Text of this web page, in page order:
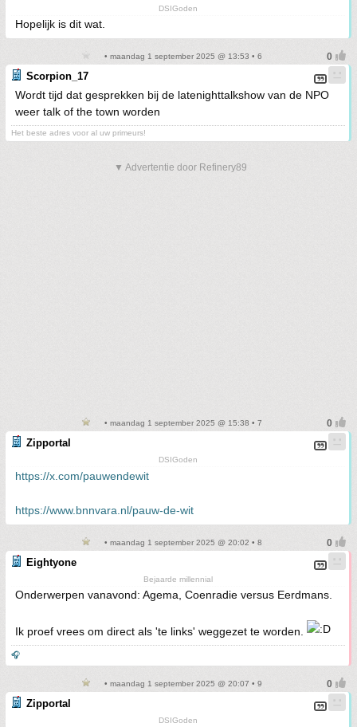
DSIGoden
Hopelijk is dit wat.
• maandag 1 september 2025 @ 13:53 • 6
Scorpion_17
Wordt tijd dat gesprekken bij de latenighttalkshow van de NPO
weer talk of the town worden
Het beste adres voor al uw primeurs!
▼ Advertentie door Refinery89
• maandag 1 september 2025 @ 15:38 • 7
Zipportal
DSIGoden
https://x.com/pauwendewit
https://www.bnnvara.nl/pauw-de-wit
• maandag 1 september 2025 @ 20:02 • 8
Eightyone
Bejaarde millennial
Onderwerpen vanavond: Agema, Coenradie versus Eerdmans.
Ik proef vrees om direct als 'te links' weggezet te worden.
🎧
• maandag 1 september 2025 @ 20:07 • 9
Zipportal
DSIGoden